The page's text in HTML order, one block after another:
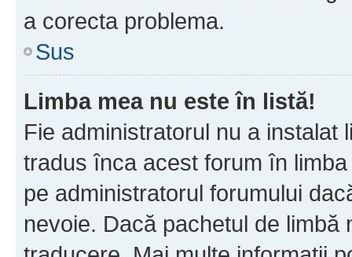
a corecta problema.
Sus
Limba mea nu este în listă!
Fie administratorul nu a instalat
tradus înca acest forum în
pe administratorul forumului
nevoie. Dacă pachetul de